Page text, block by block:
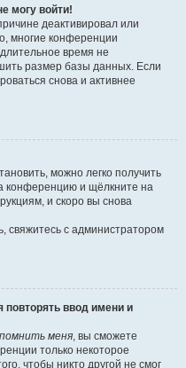
могу войти!
деактивировал или
многие конференции
время не
размер базы данных. Если
снова и активнее
можно легко получить
конференцию и щёлкните на
и скоро вы снова
свяжитесь с администратором
повторять ввод имени и
меня, вы сможете
только некоторое
чтобы никто другой не смог